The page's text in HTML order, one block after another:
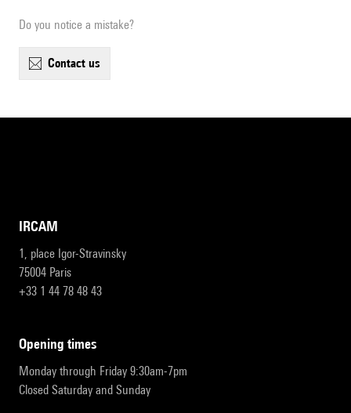
Do you notice a mistake?
contact us
IRCAM
1, place Igor-Stravinsky
75004 Paris
+33 1 44 78 48 43
opening times
Monday through Friday 9:30am-7pm
Closed Saturday and Sunday